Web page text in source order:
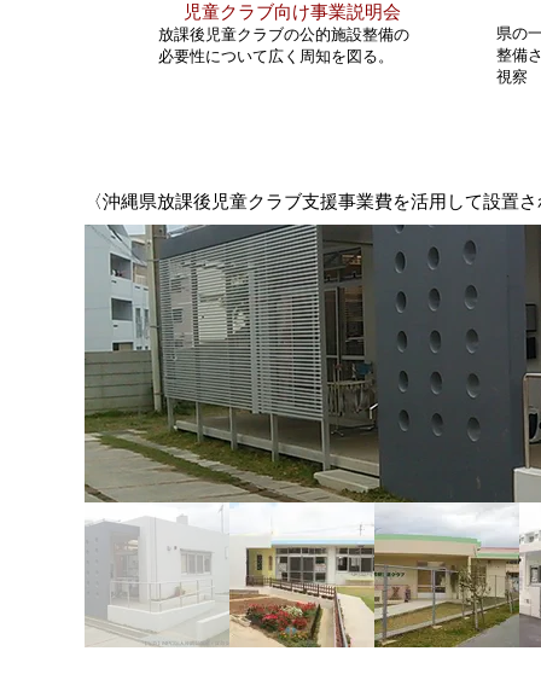
児童クラブ向け事業説明会
放課後児童クラブの公的施設整備の
必要性について広く周知を図る。
県の
整備
視察
〈沖縄県放課後児童クラブ支援事業費を活用して設置